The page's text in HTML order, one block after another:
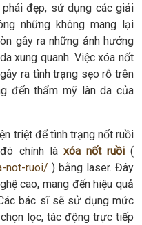
đẹp, sử dụng các giải
những không mang lại
gây ra những ảnh hưởng
xung quanh. Việc xóa nốt
ra tình trạng sẹo rỗ trên
đến thẩm mỹ làn da của
triệt để tình trạng nốt ruồi
chính là xóa nốt ruồi(
not-ruoi/ ) bằng laser. Đây
cao, mang đến hiệu quả
bác sĩ sẽ sử dụng mức
lọc, tác động trực tiếp